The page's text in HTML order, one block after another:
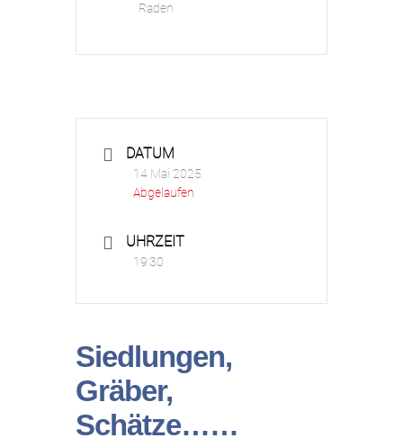
Raden
DATUM
14 Mai 2025
Abgelaufen
UHRZEIT
19:30
Siedlungen,
Gräber,
Schätze……